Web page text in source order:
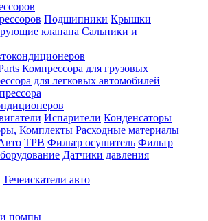
Подшипники Крышки
клапана Сальники и
Компрессора для грузовых
для легковых автомобилей
Испарители Конденсаторы
Комплекты Расходные материалы
ТРВ Фильтр осушитель Фильтр
Датчики давления
Течеискатели авто
помпы